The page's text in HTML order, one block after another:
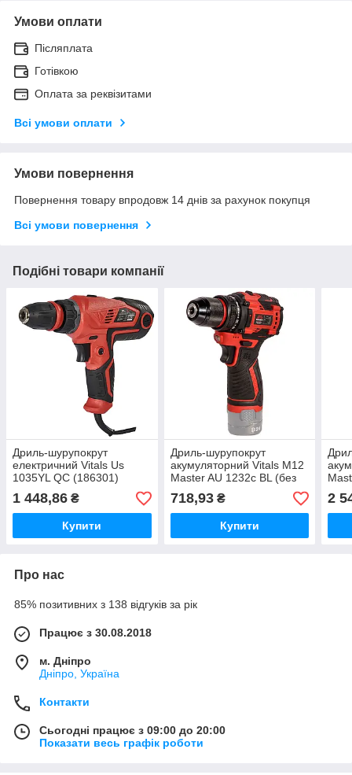
Умови оплати
Післяплата
Готівкою
Оплата за реквізитами
Всі умови оплати
Умови повернення
Повернення товару впродовж 14 днів за рахунок покупця
Всі умови повернення
Подібні товари компанії
Дриль-шурупокрут
електричний Vitals Us
1035YL QC (186301)
1 448,86 ₴
Купити
Дриль-шурупокрут
акумуляторний Vitals M12
Master AU 1232c BL (без
АКБ і ЗП)
718,93₴
Купити
АКБ
2
Про нас
85% позитивних з 138 відгуків за рік
Працює з 30.08.2018
м. Дніпро
Дніпро, Україна
Контакти
Сьогодні працює з 09:00 до 20:00
Показати весь графік роботи